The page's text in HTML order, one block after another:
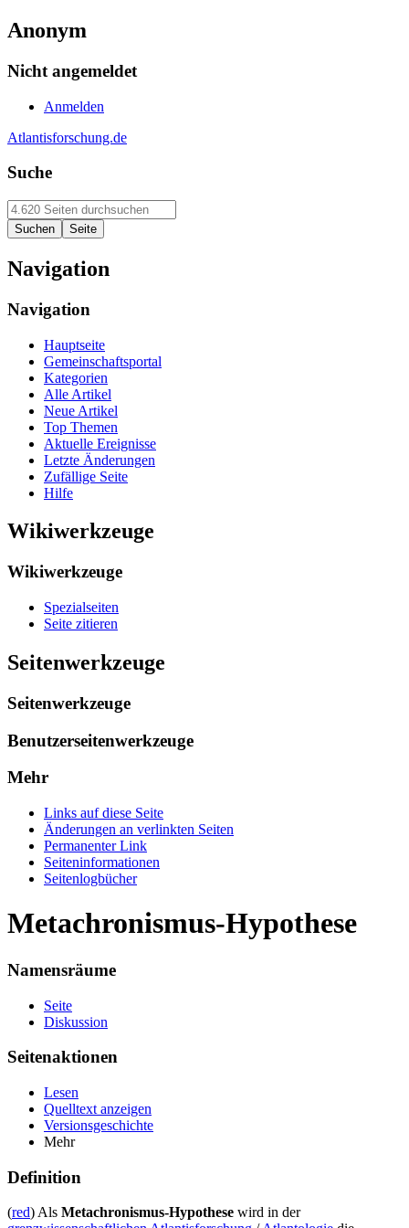
Anonym
Nicht angemeldet
Anmelden
Atlantisforschung.de
Suche
Navigation
Navigation
Hauptseite
Gemeinschaftsportal
Kategorien
Alle Artikel
Neue Artikel
Top Themen
Aktuelle Ereignisse
Letzte Änderungen
Zufällige Seite
Hilfe
Wikiwerkzeuge
Wikiwerkzeuge
Spezialseiten
Seite zitieren
Seitenwerkzeuge
Seitenwerkzeuge
Benutzerseitenwerkzeuge
Mehr
Links auf diese Seite
Änderungen an verlinkten Seiten
Permanenter Link
Seiten­informationen
Seitenlogbücher
Metachronismus-Hypothese
Namensräume
Seite
Diskussion
Seitenaktionen
Lesen
Quelltext anzeigen
Versionsgeschichte
Mehr
Definition
(red) Als Metachronismus-Hypothese wird in der